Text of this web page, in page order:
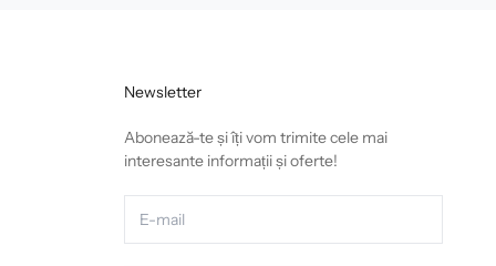
Newsletter
Abonează-te și îți vom trimite cele mai
interesante informații și oferte!